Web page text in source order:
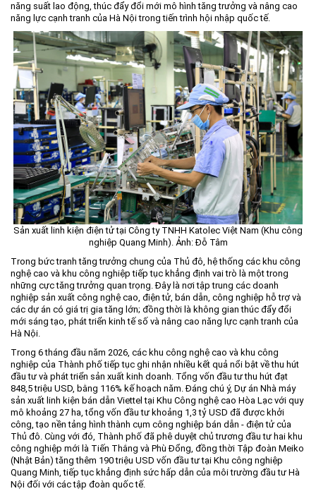
Môi trường
Quy hoạch - Xây dựng
Ưu đãi đầu tư
Công nghệ và Sản phẩm
Văn bản khác
năng suất lao động, thúc đẩy đổi mới mô hình tăng trưởng và nâng cao
năng lực cạnh tranh của Hà Nội trong tiến trình hội nhập quốc tế.
Sản xuất linh kiện điện tử tại Công ty TNHH Katolec Việt Nam (Khu công
nghiệp Quang Minh). Ảnh: Đỗ Tâm
Trong bức tranh tăng trưởng chung của Thủ đô, hệ thống các khu công
nghệ cao và khu công nghiệp tiếp tục khẳng định vai trò là một trong
những cực tăng trưởng quan trọng. Đây là nơi tập trung các doanh
nghiệp sản xuất công nghệ cao, điện tử, bán dẫn, công nghiệp hỗ trợ và
các dự án có giá trị gia tăng lớn; đồng thời là không gian thúc đẩy đổi
mới sáng tạo, phát triển kinh tế số và nâng cao năng lực cạnh tranh của
Hà Nội.
Trong 6 tháng đầu năm 2026, các khu công nghệ cao và khu công
nghiệp của Thành phố tiếp tục ghi nhận nhiều kết quả nổi bật về thu hút
đầu tư và phát triển sản xuất kinh doanh. Tổng vốn đầu tư thu hút đạt
848,5 triệu USD, bằng 116% kế hoạch năm. Đáng chú ý, Dự án Nhà máy
sản xuất linh kiện bán dẫn Viettel tại Khu Công nghệ cao Hòa Lạc với quy
mô khoảng 27 ha, tổng vốn đầu tư khoảng 1,3 tỷ USD đã được khởi
công, tạo nền tảng hình thành cụm công nghiệp bán dẫn - điện tử của
Thủ đô. Cùng với đó, Thành phố đã phê duyệt chủ trương đầu tư hai khu
công nghiệp mới là Tiến Thắng và Phù Đổng, đồng thời Tập đoàn Meiko
(Nhật Bản) tăng thêm 190 triệu USD vốn đầu tư tại Khu công nghiệp
Quang Minh, tiếp tục khẳng định sức hấp dẫn của môi trường đầu tư Hà
Nội đối với các tập đoàn quốc tế.